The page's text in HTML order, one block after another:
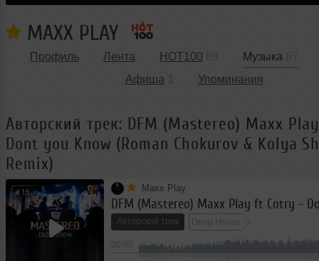
MAXX PLAY
Профиль Лента HOT100 Музыка
Афиша
Упоминания
Авторский трек: DFM (Mastereo) Maxx
Dont you Know (Roman Chokurov & Kolya
Remix)
Maxx Play
Авторский трек Deep House